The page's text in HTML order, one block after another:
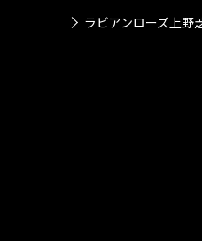
ラビアンローズ上野